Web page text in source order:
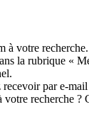
à votre recherche.
la rubrique «
recevoir par e-
votre recherche